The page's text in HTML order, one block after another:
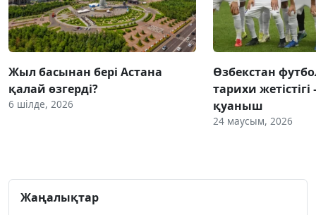
Жыл басынан бері Астана
қалай өзгерді?
6 шілде, 2026
Өзбекстан
тарихи жетістігі
қуаныш
24 маусым, 2026
Жаңалықтар